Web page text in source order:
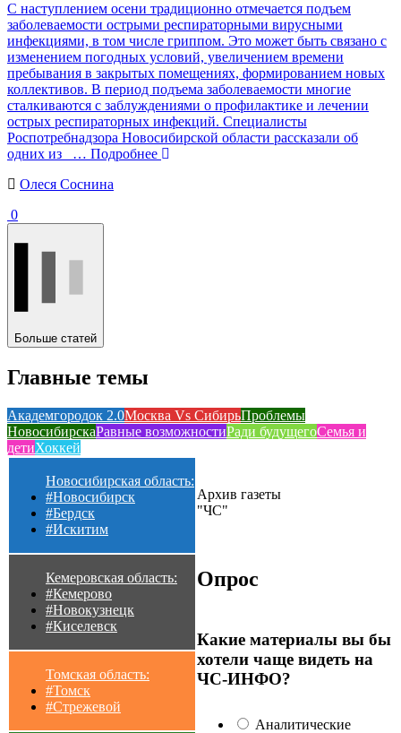
С наступлением осени традиционно отмечается подъем
заболеваемости острыми респираторными вирусными
инфекциями, в том числе гриппом. Это может быть связано с
изменением погодных условий, увеличением времени
пребывания в закрытых помещениях, формированием новых
коллективов. В период подъема заболеваемости многие
сталкиваются с заблуждениями о профилактике и лечении
острых респираторных инфекций. Специалисты
Роспотребнадзора Новосибирской области рассказали об
одних из
… Подробнее
Олеся Соснина
0
Больше статей
Главные темы
Академгородок 2.0Москва Vs СибирьПроблемы
НовосибирскаРавные возможностиРади будущегоСемья и
детиХоккей
Новосибирская область:
#Новосибирск
#Бердск
#Искитим
Кемеровская область:
#Кемерово
#Новокузнецк
#Киселевск
Томская область:
#Томск
#Стрежевой
Архив газеты
"ЧС"
Опрос
Какие материалы вы бы
хотели чаще видеть на
ЧС-ИНФО?
Аналитические